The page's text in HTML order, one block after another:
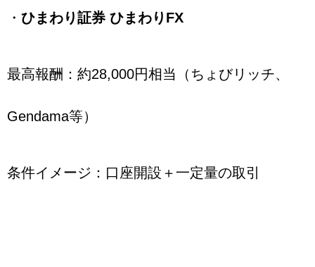
・ ひまわり証券 ひまわりFX
最高報酬：約28,000円相当（ちょびリッチ、
Gendama等）
条件イメージ：口座開設＋一定量の取引